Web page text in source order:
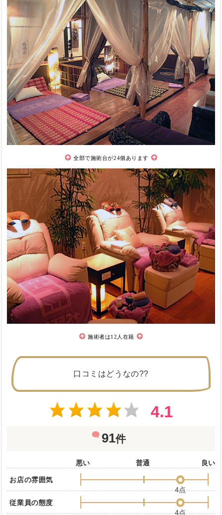
全部で施術台が24個あります
施術者は12人在籍
口コミはどうなの??
4.1
91件
悪い 普通 良い
お店の雰囲気
4点
従業員の態度
4点